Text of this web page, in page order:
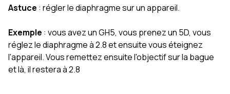
Astuce : régler le diaphragme sur un appareil.
Exemple : vous avez un GH5, vous prenez un 5D, vous
réglez le diaphragme à 2.8 et ensuite vous éteignez
l'appareil. Vous remettez ensuite l'objectif sur la bague
et là, il restera à 2.8